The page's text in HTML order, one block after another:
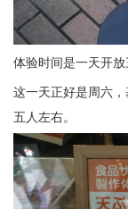
体验时间是一天开
这一天正好是周六
五人左右。